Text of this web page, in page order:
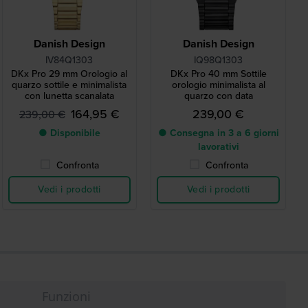
Danish Design
IV84Q1303
DKx Pro 29 mm Orologio al
quarzo sottile e minimalista
con lunetta scanalata
239,00 € 164,95 €
● Disponibile
Confronta
Vedi i prodotti
Danish Design
IQ98Q1303
DKx Pro 40 mm Sottile
orologio minimalista al
quarzo con data
239,00 €
● Consegna in 3 a 6 giorni
lavorativi
Confronta
Vedi i prodotti